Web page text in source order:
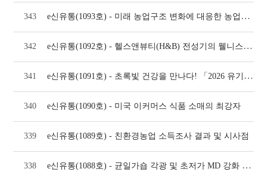
343 e신유통(1093호) - 미래 농업구조 변화에 대응한 농업부문 AX전환 대응 방안
342 e신유통(1092호) - 헬스앤뷰티(H&B) 전성기의 웰니스 유통 트렌드
341 e신유통(1091호) - 초록빛 건강을 만나다! 「2026 유기농데이」 현장 속으로
340 e신유통(1090호) - 미국 이커머스 식품 소매의 최강자
339 e신유통(1089호) - 친환경농업 소득조사 결과 및 시사점
338 e신유통(1088호) - 균일가숍 각광 및 초저가 MD 강화 트렌드